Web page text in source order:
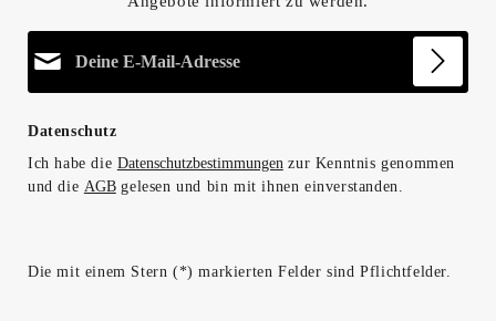
Datenschutz
Ich habe die Datenschutzbestimmungen zur Kenntnis genommen
und die AGBgelesen und bin mit ihnen einverstanden.
Die mit einem Stern (*) markierten Felder sind Pflichtfelder.